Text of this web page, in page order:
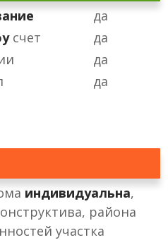
да
счет
да
да
да
индивидуальна,
района
участка